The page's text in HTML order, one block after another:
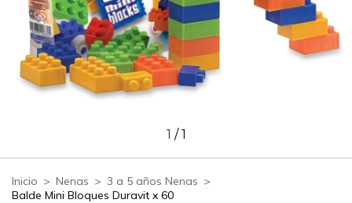
1 /1
Inicio > Nenas > 3 a 5 años Nenas >
Balde Mini Bloques Duravit x 60